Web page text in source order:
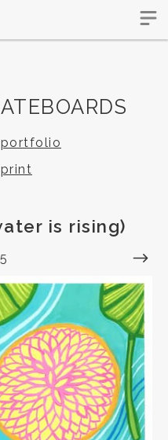
portfolio
is rising)
5